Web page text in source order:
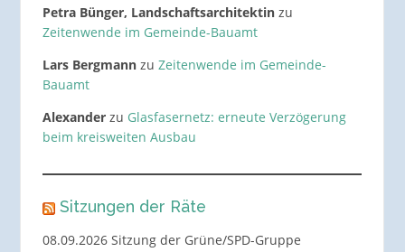
Petra Bünger, Landschaftsarchitektinzu
Zeitenwende im Gemeinde-Bauamt
Lars Bergmannzu Zeitenwende im Gemeinde-
Bauamt
Alexanderzu Glasfasernetz: erneute Verzögerung
beim kreisweiten Ausbau
Sitzungen der Räte
08.09.2026 Sitzung der Grüne/SPD-Gruppe